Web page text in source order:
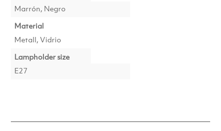
Marrón, Negro
Material
Metall, Vidrio
Lampholder size
E27